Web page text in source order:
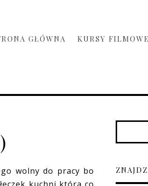
GŁÓWNA KURSY FILMOWE
wolny do pracy bo